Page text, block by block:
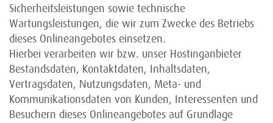
Sicherheitsleistungen sowie technische
Wartungsleistungen, die wir zum Zwecke des Betriebs
dieses Onlineangebotes einsetzen.
Hierbei verarbeiten wir bzw. unser Hostinganbieter
Bestandsdaten, Kontaktdaten, Inhaltsdaten,
Vertragsdaten, Nutzungsdaten, Meta- und
Kommunikationsdaten von Kunden, Interessenten und
Besuchern dieses Onlineangebotes auf Grundlage